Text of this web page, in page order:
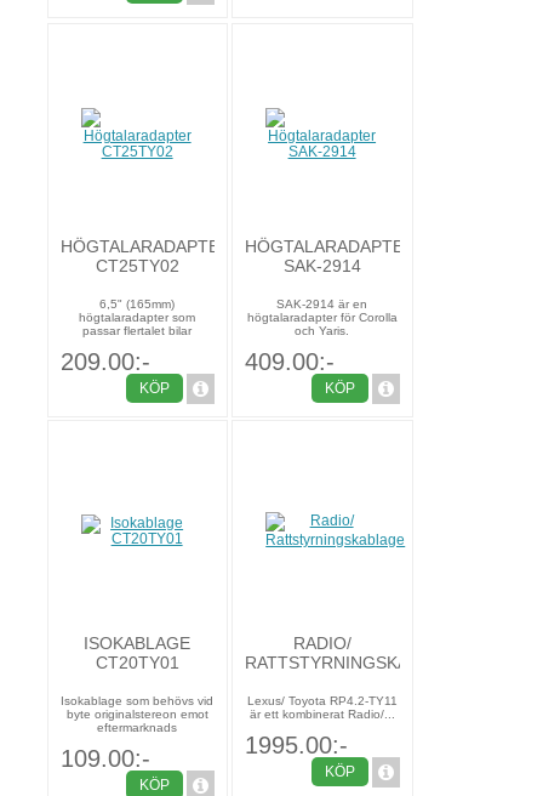
HÖGTALARADAPTER
CT25TY02
6,5" (165mm)
högtalaradapter som
passar flertalet bilar
209.00:-
KÖP
HÖGTALARADAPTER
SAK-2914
SAK-2914 är en
högtalaradapter för Corolla
och Yaris.
409.00:-
KÖP
ISOKABLAGE
CT20TY01
Isokablage som behövs vid
byte originalstereon emot
eftermarknads
109.00:-
KÖP
RADIO/
RATTSTYRNINGSKABLAGE
Lexus/ Toyota RP4.2-TY11
är ett kombinerat Radio/...
1995.00:-
KÖP